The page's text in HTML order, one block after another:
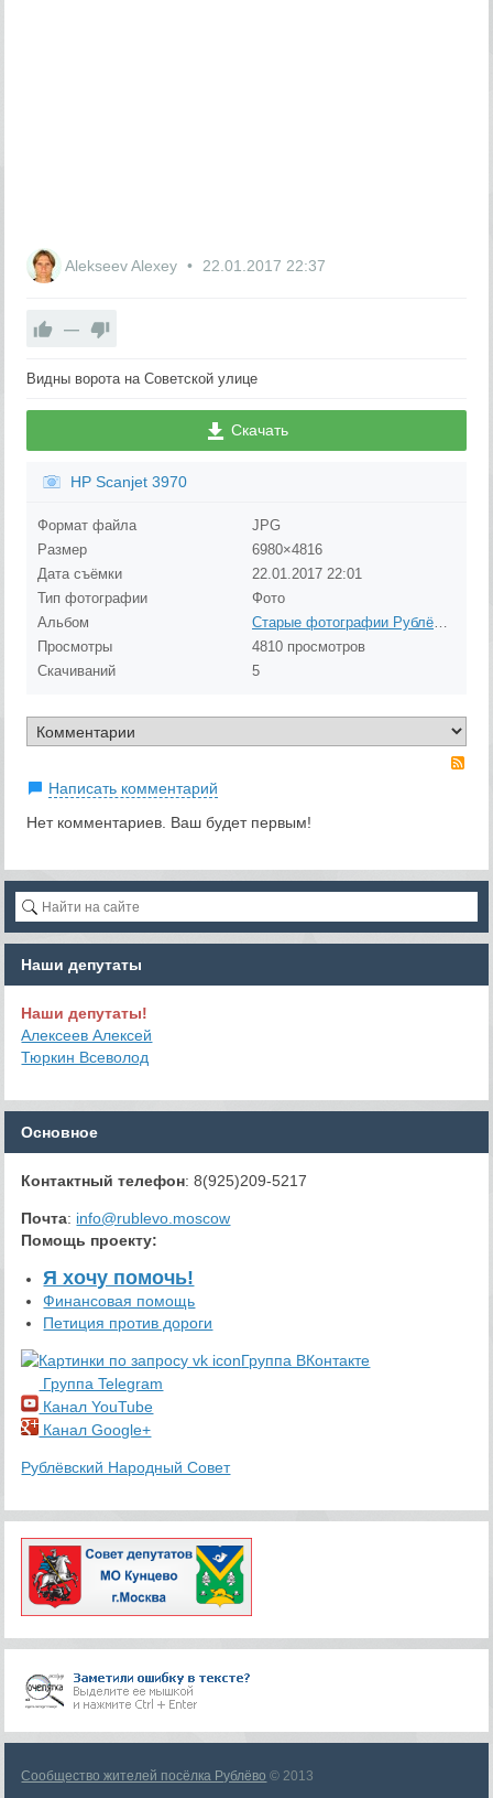
Alekseev Alexey 22.01.2017 22:37
—
Видны ворота на Советской улице
Скачать
HP Scanjet 3970
Формат файла
JPG
Размер
6980×4816
Дата съёмки
22.01.2017 22:01
Тип фотографии
Фото
Альбом
Старые фотографии Рублёво (до 1980 года)
Просмотры
4810 просмотров
Скачиваний
5
Написать комментарий
Нет комментариев. Ваш будет первым!
Наши депутаты
Наши депутаты!
Алексеев Алексей
Тюркин Всеволод
Основное
Контактный телефон: 8(925)209-5217
Почта: info@rublevo.moscow
Помощь проекту:
Я хочу помочь!
Финансовая помощь
Петиция против дороги
Группа ВКонтакте
Группа Telegram
Канал YouTube
Канал Google+
Рублёвский Народный Совет
Сообщество жителей посёлка Рублёво © 2013